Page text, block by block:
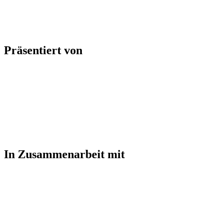
Präsentiert von
In Zusammenarbeit mit